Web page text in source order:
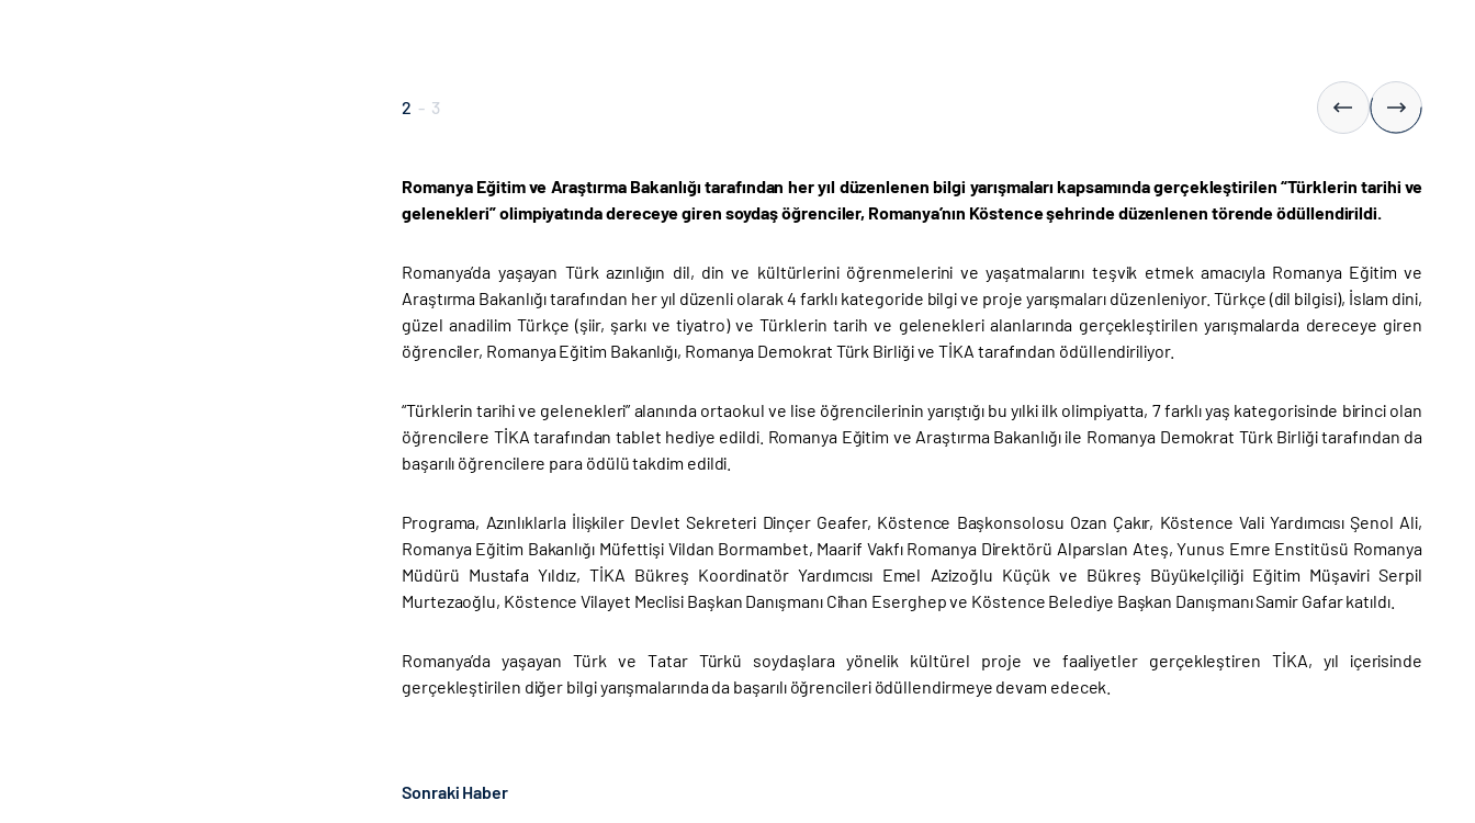
2 - 3
Romanya Eğitim ve Araştırma Bakanlığı tarafından her yıl düzenlenen bilgi yarışmaları kapsamında gerçekleştirilen “Türklerin tarihi ve
gelenekleri” olimpiyatında dereceye giren soydaş öğrenciler, Romanya’nın Köstence şehrinde düzenlenen törende ödüllendirildi.
Romanya’da yaşayan Türk azınlığın dil, din ve kültürlerini öğrenmelerini ve yaşatmalarını teşvik etmek amacıyla Romanya Eğitim ve
Araştırma Bakanlığı tarafından her yıl düzenli olarak 4 farklı kategoride bilgi ve proje yarışmaları düzenleniyor. Türkçe (dil bilgisi), İslam dini,
güzel anadilim Türkçe (şiir, şarkı ve tiyatro) ve Türklerin tarih ve gelenekleri alanlarında gerçekleştirilen yarışmalarda dereceye giren
öğrenciler, Romanya Eğitim Bakanlığı, Romanya Demokrat Türk Birliği ve TİKA tarafından ödüllendiriliyor.
“Türklerin tarihi ve gelenekleri” alanında ortaokul ve lise öğrencilerinin yarıştığı bu yılki ilk olimpiyatta, 7 farklı yaş kategorisinde birinci olan
öğrencilere TİKA tarafından tablet hediye edildi. Romanya Eğitim ve Araştırma Bakanlığı ile Romanya Demokrat Türk Birliği tarafından da
başarılı öğrencilere para ödülü takdim edildi.
Programa, Azınlıklarla İlişkiler Devlet Sekreteri Dinçer Geafer, Köstence Başkonsolosu Ozan Çakır, Köstence Vali Yardımcısı Şenol Ali,
Romanya Eğitim Bakanlığı Müfettişi Vildan Bormambet, Maarif Vakfı Romanya Direktörü Alparslan Ateş, Yunus Emre Enstitüsü Romanya
Müdürü Mustafa Yıldız, TİKA Bükreş Koordinatör Yardımcısı Emel Azizoğlu Küçük ve Bükreş Büyükelçiliği Eğitim Müşaviri Serpil
Murtezaoğlu, Köstence Vilayet Meclisi Başkan Danışmanı Cihan Eserghep ve Köstence Belediye Başkan Danışmanı Samir Gafar katıldı.
Romanya’da yaşayan Türk ve Tatar Türkü soydaşlara yönelik kültürel proje ve faaliyetler gerçekleştiren TİKA, yıl içerisinde
gerçekleştirilen diğer bilgi yarışmalarında da başarılı öğrencileri ödüllendirmeye devam edecek.
Sonraki Haber